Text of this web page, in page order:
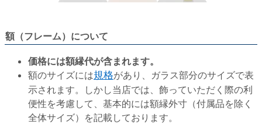
額（フレーム）について
価格には額縁代が含まれます。
額のサイズには規格があり、ガラス部分のサイズで表
示されます。しかし当店では、飾っていただく際の利
便性を考慮して、基本的には額縁外寸（付属品を除く
全体サイズ）を記載しております。